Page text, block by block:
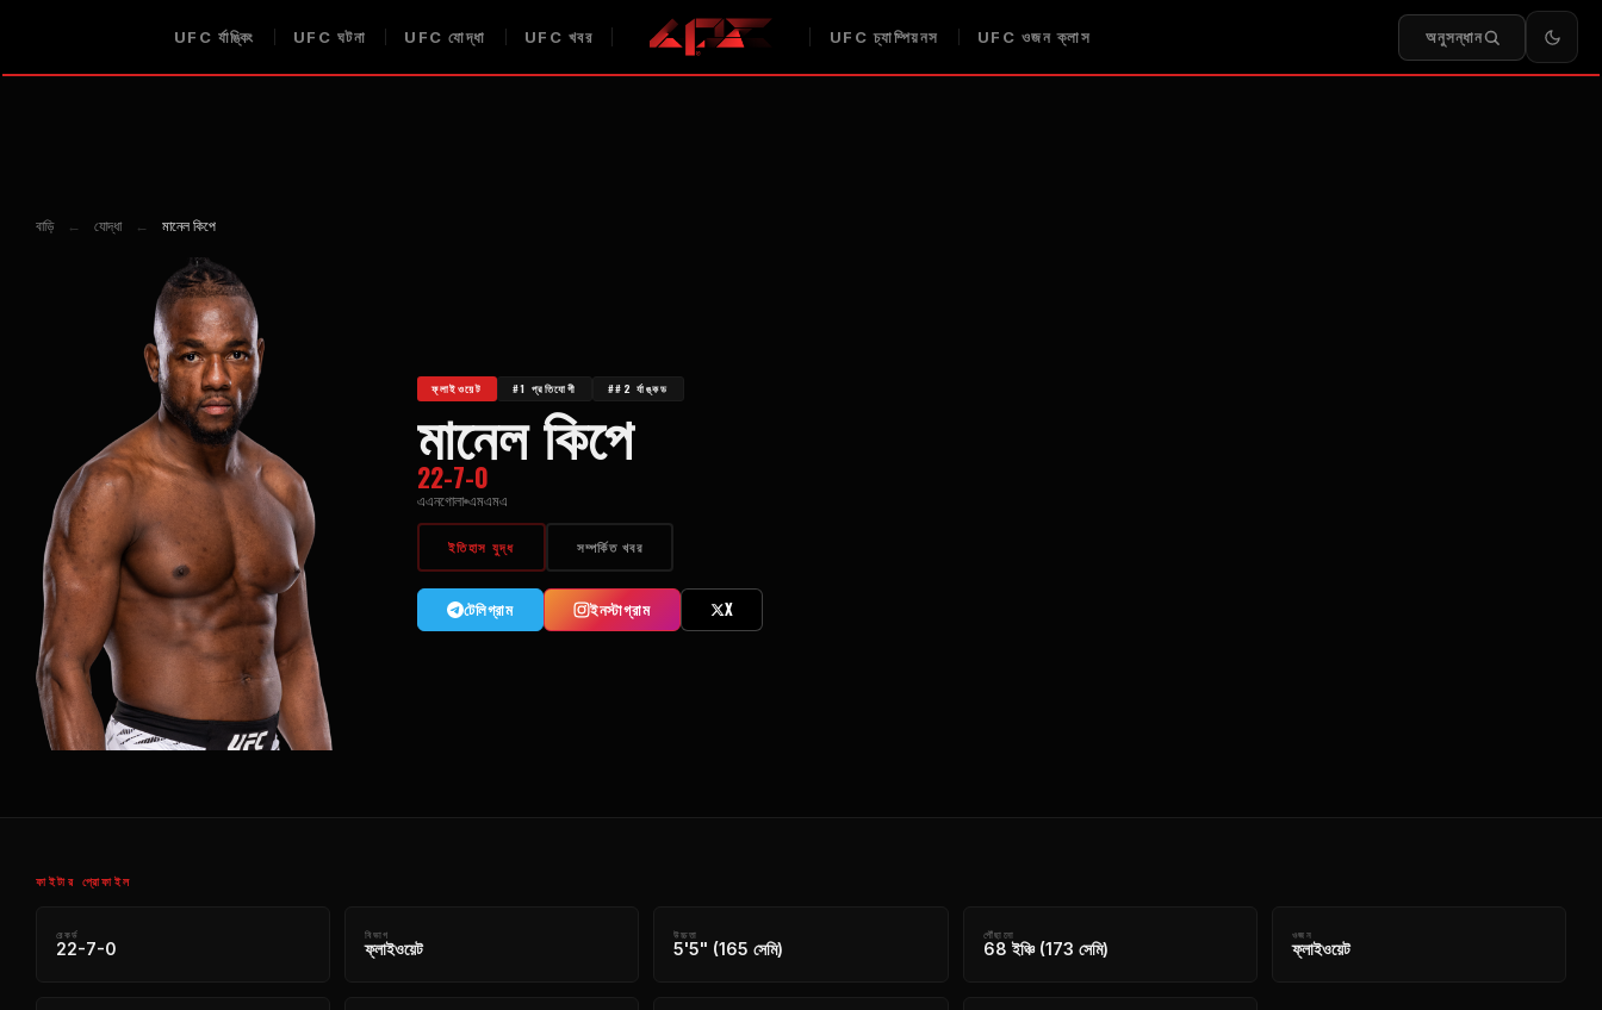
UFC র্যাঙ্কিং UFC ঘটনা UFC যোদ্ধা UFC খবর UFC চ্যাম্পিয়নস UFC ওজন ক্লাস অনুসন্ধান
বাড়ি ← যোদ্ধা ← মানেল কিপে
ফ্লাইওয়েট #1 প্রতিযোগী ##2 র্যাঙ্কড
মানেল কিপে
22-7-0
এএনগোলা এমএমএ
ইতিহাস যুদ্ধ সম্পর্কিত খবর
টেলিগ্রাম ইনস্টাগ্রাম X
ফাইটার প্রোফাইল
রেকর্ড
22-7-0
বিভাগ
ফ্লাইওয়েট
উচ্চতা
5'5" (165 সেমি)
পৌঁছানো
68 ইঞ্চি (173 সেমি)
ওজন
ফ্লাইওয়েট